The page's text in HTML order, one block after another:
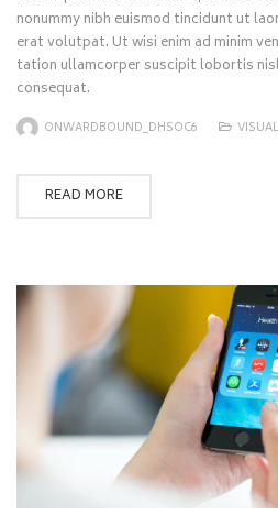
nonummy nibh euismod tincidunt ut
erat volutpat. Ut wisi enim ad minim
tation ullamcorper suscipit lobortis
consequat.
ONWARDBOUND_DHSOC6
READ MORE